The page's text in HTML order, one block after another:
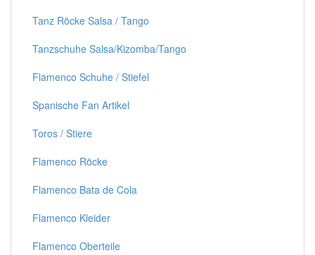
Tanz Röcke Salsa / Tango
Tanzschuhe Salsa/Kizomba/Tango
Flamenco Schuhe / Stiefel
Spanische Fan Artikel
Toros / Stiere
Flamenco Röcke
Flamenco Bata de Cola
Flamenco Kleider
Flamenco Oberteile